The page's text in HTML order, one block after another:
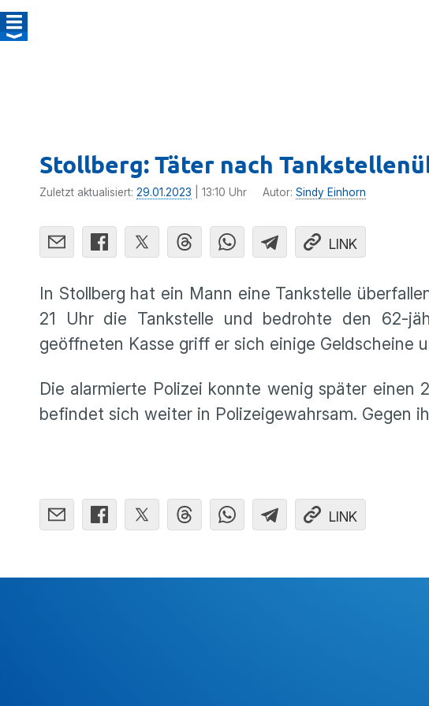
Stollberg: Täter nach
Zuletzt aktualisiert: 29.01.2023 | 13:10 Uhr Autor: Sindy Einhorn
LINK
In Stollberg hat ein Mann eine Tankstelle
21 Uhr die Tankstelle und bedrohte den 62-
geöffneten Kasse griff er sich einige
Die alarmierte Polizei konnte wenig später
befindet sich weiter in Polizeigewahrsam. Gegen
LINK